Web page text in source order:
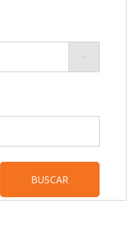
BUSCAR